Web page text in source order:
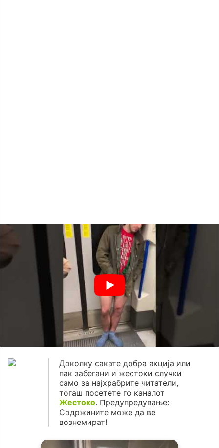
Доколку сакате добра акција или
пак забегани и жестоки случки
само за најхрабрите читатели,
тогаш посетете го каналот
Жестоко. Предупредување:
Содржините може да ве
вознемират!